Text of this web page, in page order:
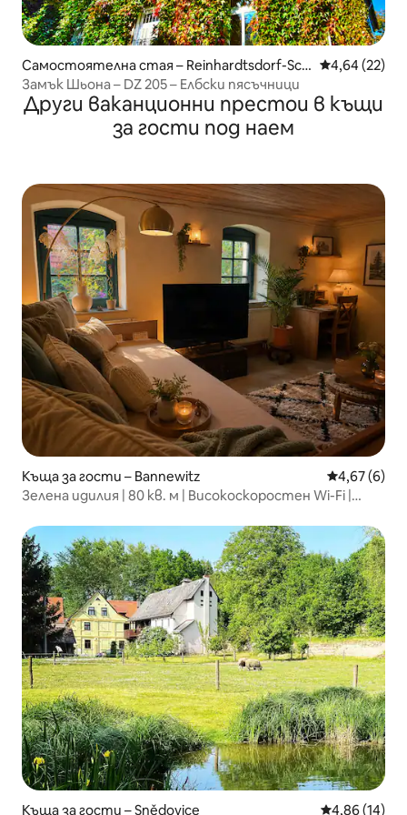
Самостоятелна стая – Reinhardtsdorf-Sch
öna
Средна
4,64 (22)
Замък Шьона – DZ 205 – Елбски пясъчници
Други ваканционни престои в къщи
за гости под наем
Къща за гости – Bannewitz Средна
4,67 (6)
Зелена идилия | 80 кв. м | Високоскоростен Wi-Fi |
Къща за гости – Snědovice Средна
4,86 (14)